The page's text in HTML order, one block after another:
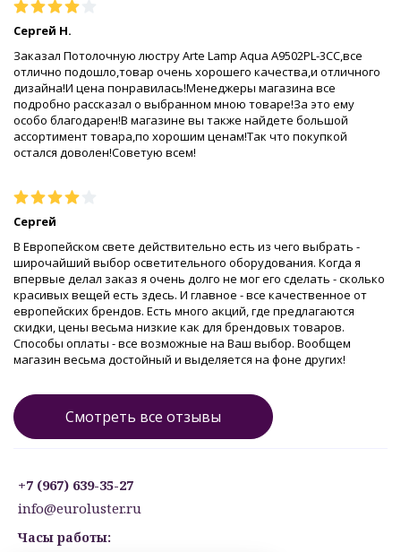
Сергей Н.
Заказал Потолочную люстру Arte Lamp Aqua A9502PL-3CC,все
отлично подошло,товар очень хорошего качества,и отличного
дизайна!И цена понравилась!Менеджеры магазина все
подробно рассказал о выбранном мною товаре!За это ему
особо благодарен!В магазине вы также найдете большой
ассортимент товара,по хорошим ценам!Так что покупкой
остался доволен!Советую всем!
Сергей
В Европейском свете действительно есть из чего выбрать -
широчайший выбор осветительного оборудования. Когда я
впервые делал заказ я очень долго не мог его сделать - сколько
красивых вещей есть здесь. И главное - все качественное от
европейских брендов. Есть много акций, где предлагаются
скидки, цены весьма низкие как для брендовых товаров.
Способы оплаты - все возможные на Ваш выбор. Вообщем
магазин весьма достойный и выделяется на фоне других!
Смотреть все отзывы
+7 (967) 639-35-27
info@euroluster.ru
Часы работы: